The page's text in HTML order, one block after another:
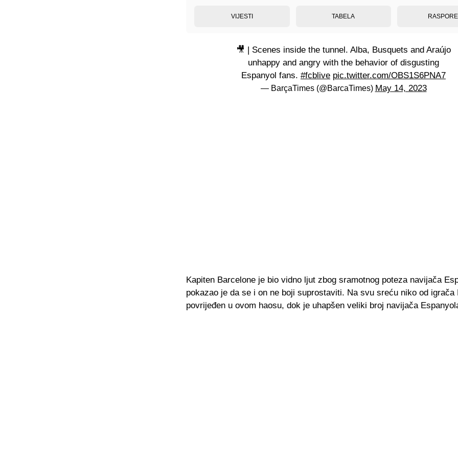
VIJESTI TABELA
🎥 | Scenes inside the tunnel. Alba, Busquets and Araújo
unhappy and angry with the behavior of disgusting
Espanyol fans. #fcblive pic.twitter.com/OBS1S6PNA7
— BarçaTimes (@BarcaTimes) May 14, 2023
Kapiten Barcelone je bio vidno ljut zbog sramotnog poteza navijača
pokazao je da se i on ne boji suprostaviti. Na svu sreću niko od igrača
povrijeđen u ovom haosu, dok je uhapšen veliki broj navijača